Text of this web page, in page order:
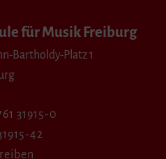
für Musik Freiburg
Bartholdy-Platz 1
31915-0
42